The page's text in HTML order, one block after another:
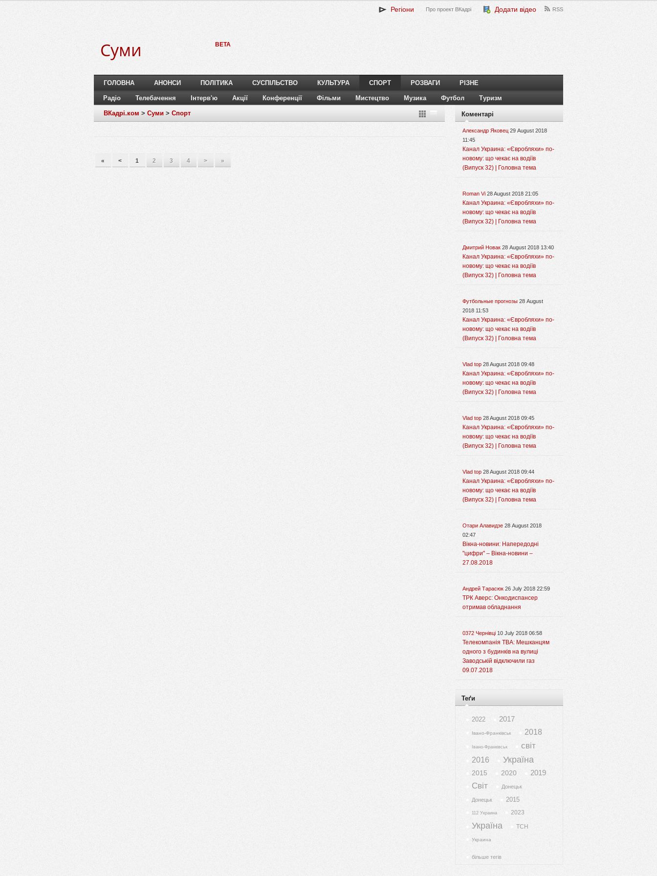
Регіони Про проект ВКадрі Додати відео RSS
Суми BETA
ГОЛОВНА АНОНСИ ПОЛІТИКА СУСПІЛЬСТВО КУЛЬТУРА СПОРТ РОЗВАГИ РІЗНЕ
Радіо Телебачення Інтерв'ю Акції Конференції Фільми Мистецтво Музика Футбол Туризм
ВКадрі.ком > Суми > Спорт
« < 1 2 3 4 > »
Коментарі
Александр Яковец 29 August 2018
11:45
Канал Украина: «Євробляхи» по-
новому: що чекає на водіїв
(Випуск 32) | Головна тема
Roman Vi 28 August 2018 21:05
Канал Украина: «Євробляхи» по-
новому: що чекає на водіїв
(Випуск 32) | Головна тема
Дмитрий Новак 28 August 2018 13:40
Канал Украина: «Євробляхи» по-
новому: що чекає на водіїв
(Випуск 32) | Головна тема
Футбольные прогнозы 28 August
2018 11:53
Канал Украина: «Євробляхи» по-
новому: що чекає на водіїв
(Випуск 32) | Головна тема
Vlad top 28 August 2018 09:48
Канал Украина: «Євробляхи» по-
новому: що чекає на водіїв
(Випуск 32) | Головна тема
Vlad top 28 August 2018 09:45
Канал Украина: «Євробляхи» по-
новому: що чекає на водіїв
(Випуск 32) | Головна тема
Vlad top 28 August 2018 09:44
Канал Украина: «Євробляхи» по-
новому: що чекає на водіїв
(Випуск 32) | Головна тема
Отари Алавидзе 28 August 2018
02:47
Вікна-новини: Напередодні
"цифри" – Вікна-новини –
27.08.2018
Андрей Тарасюк 26 July 2018 22:59
ТРК Аверс: Онкодиспансер
отримав обладнання
0372 Чернівці 10 July 2018 06:58
Телекомпанія ТВА: Мешканцям
одного з будинків на вулиці
Заводській відключили газ
09.07.2018
Теґи
2022 2017
Івано-Франківськ 2018
Івано-Франківськ світ
2016 Україна
2015 2020 2019
Світ Донецьк
Донецьк 2015
112 Украина 2023
Україна ТСН
Украина
більше тегів